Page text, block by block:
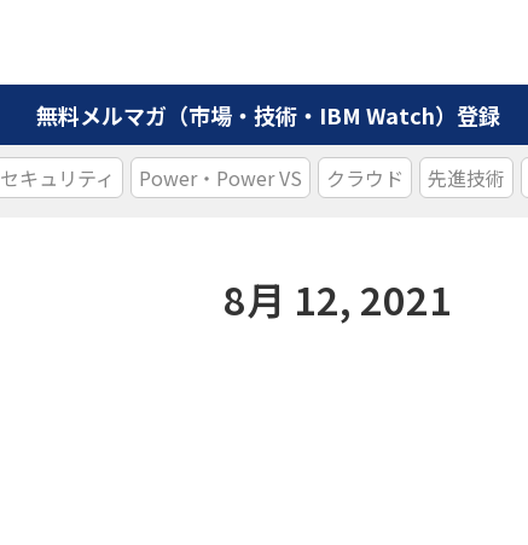
無料メルマガ（市場・技術・IBM Watch）登録
セキュリティ Power・Power VS クラウド 先進技術
8月 12, 2021